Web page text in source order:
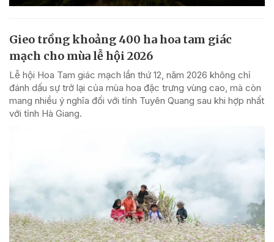
Gieo trồng khoảng 400 ha hoa tam giác
mạch cho mùa lễ hội 2026
Lễ hội Hoa Tam giác mạch lần thứ 12, năm 2026 không chỉ
đánh dấu sự trở lại của mùa hoa đặc trưng vùng cao, mà còn
mang nhiều ý nghĩa đối với tỉnh Tuyên Quang sau khi hợp nhất
với tỉnh Hà Giang.